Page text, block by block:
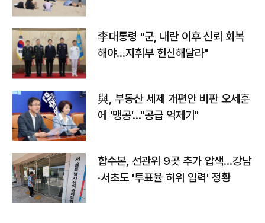
李대통령 "군, 내란 이후 신뢰 회복
해야…지휘부 헌신해달라"
與, 부동산 세제 개편안 비판 오세훈
에 '맹공'…"공급 억제기"
합수본, 선관위 9곳 추가 압색…강남
·서초도 '투표율 허위 입력' 정황